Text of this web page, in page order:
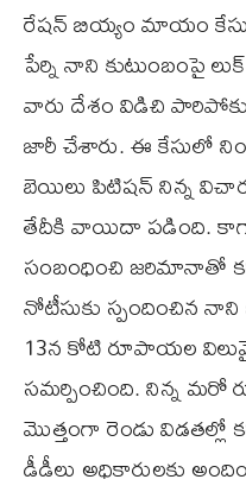
రేషన్ బియ్యం మాయం
పేర్ని నాని కుటుంబంపై
వారు దేశం విడిచి
జారీ చేశారు. ఈ కేసులో
బెయిలు పిటిషన్ నిన్న
తేదీకి వాయిదా పడింది.
సంబంధించి జరిమానాతో
నోటీసుకు స్పందించిన
13న కోటి రూపాయల
సమర్పించింది. నిన్న మరో
మొత్తంగా రెండు విడతల్లో
డీడీలు అధికారులకు